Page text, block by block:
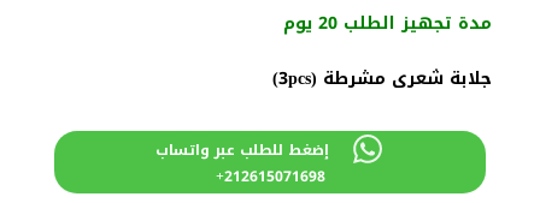
هو:
1000 درهم
مغربي.
هو:
900 درهم
مغربي.
مدة تجهيز الطلب 20 يوم
جلابة شعرى مشرطة (3pcs)
إضغط للطلب عبر واتساب
212615071698+